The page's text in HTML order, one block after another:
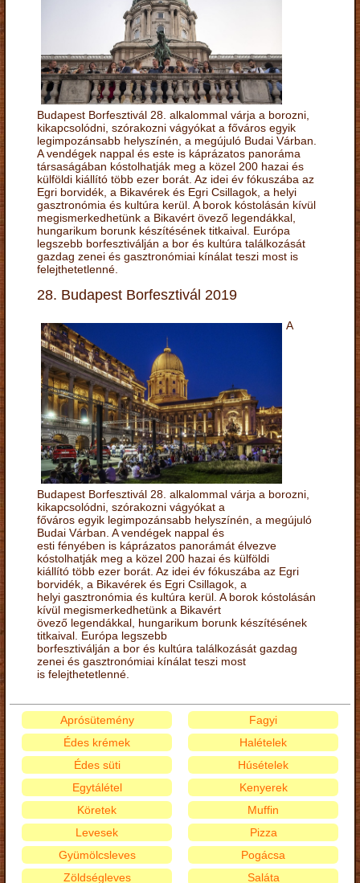
Budapest Borfesztivál 28. alkalommal várja a borozni,
kikapcsolódni, szórakozni vágyókat a főváros egyik
legimpozánsabb helyszínén, a megújuló Budai Várban.
A vendégek nappal és este is káprázatos panoráma
társaságában kóstolhatják meg a közel 200 hazai és
külföldi kiállító több ezer borát. Az idei év fókuszába az
Egri borvidék, a Bikavérek és Egri Csillagok, a helyi
gasztronómia és kultúra kerül. A borok kóstolásán kívül
megismerkedhetünk a Bikavért övező legendákkal,
hungarikum borunk készítésének titkaival. Európa
legszebb borfesztiválján a bor és kultúra találkozását
gazdag zenei és gasztronómiai kínálat teszi most is
felejthetetlenné.
28. Budapest Borfesztivál 2019
A
Budapest Borfesztivál 28. alkalommal várja a borozni,
kikapcsolódni, szórakozni vágyókat a
főváros egyik legimpozánsabb helyszínén, a megújuló
Budai Várban. A vendégek nappal és
esti fényében is káprázatos panorámát élvezve
kóstolhatják meg a közel 200 hazai és külföldi
kiállító több ezer borát. Az idei év fókuszába az Egri
borvidék, a Bikavérek és Egri Csillagok, a
helyi gasztronómia és kultúra kerül. A borok kóstolásán
kívül megismerkedhetünk a Bikavért
övező legendákkal, hungarikum borunk készítésének
titkaival. Európa legszebb
borfesztiválján a bor és kultúra találkozását gazdag
zenei és gasztronómiai kínálat teszi most
is felejthetetlenné.
Aprósütemény
Édes krémek
Édes süti
Egytálétel
Fagyi
Halételek
Húsételek
Kenyerek
Köretek
Levesek
Gyümölcsleves
Zöldségleves
Muffin
Pizza
Pogácsa
Saláta